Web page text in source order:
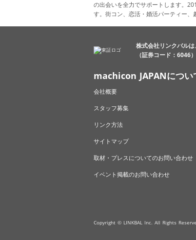
の出会いを全力でサポートします。
す。街コン、恋活・婚活パーティー、
株式会社リンクバル
（証券コード：6046）
machicon JAPANについ
会社概要
スタッフ募集
リンク方法
サイトマップ
取材・プレスについてのお問い合わせ
イベント掲載のお問い合わせ
Copyright © LINKBAL Inc. All Rights